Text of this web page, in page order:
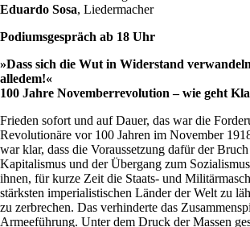
Eduardo Sosa, Liedermacher
Podiumsgespräch ab 18 Uhr
»Dass sich die Wut in Widerstand
alledem!«
100 Jahre Novemberrevolution – wie geht
Frieden sofort und auf Dauer, das war die
Revolutionäre vor 100 Jahren im November
war klar, dass die Voraussetzung dafür der
Kapitalismus und der Übergang zum
ihnen, für kurze Zeit die Staats- und
stärksten imperialistischen Länder der Welt zu
zu zerbrechen. Das verhinderte das
Armeeführung. Unter dem Druck der Massen